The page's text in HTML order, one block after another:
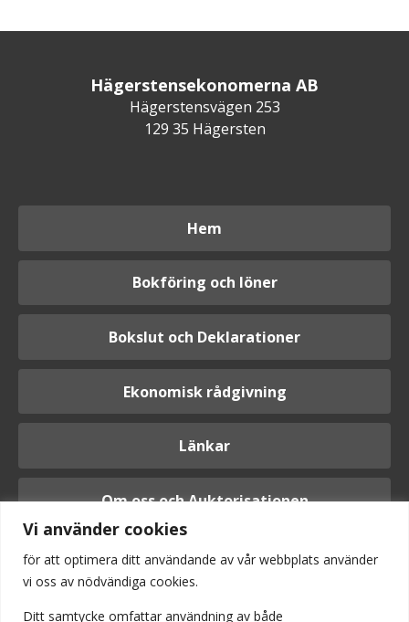
Vi använder cookies
för att optimera ditt användande av vår webbplats använder
vi oss av nödvändiga cookies.
Ditt samtycke omfattar användning av både
Hägerstensekonomerna AB
Hägerstensvägen 253
129 35 Hägersten
Hem
Bokföring och löner
Bokslut och Deklarationer
Ekonomisk rådgivning
Länkar
Om oss och Auktorisationen
Logga in